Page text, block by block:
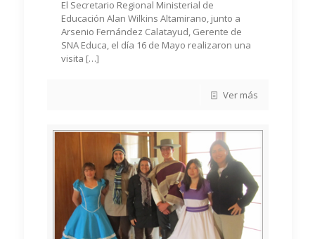
El Secretario Regional Ministerial de
Educación Alan Wilkins Altamirano, junto a
Arsenio Fernández Calatayud, Gerente de
SNA Educa, el día 16 de Mayo realizaron una
visita […]
Ver más